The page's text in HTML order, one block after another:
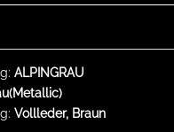
ALPINGRAU
Vollleder, Braun